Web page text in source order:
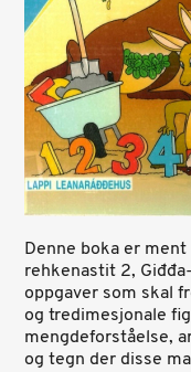
Denne boka er
rehkenastit 2,
oppgaver som skal
og tredimesjonale
mengdeforståelse,
og tegn der disse